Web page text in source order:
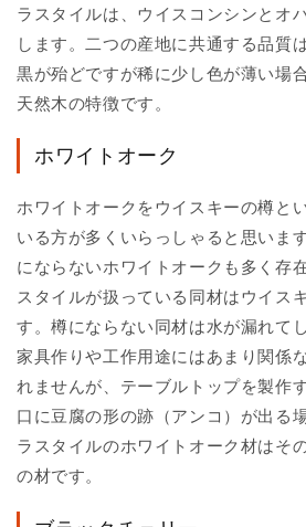
ラスタイルは、ウイスコンシンとオ
します。二つの産地に共通する品質
黒が殆どですが稀に少し色が薄い場
天然木の特徴です。
ホワイトオーク
ホワイトオークをウイスキーの樽と
いる方が多くいらっしゃると思いま
にならないホワイトオークも多く存
スタイルが扱っている同材はウイス
す。樽にならない同材は水が漏れて
家具作りや工作用途にはあまり関係
れませんが、テーブルトップを製作
口に豆腐の形の跡（アンコ）が出る
ラスタイルのホワイトオーク材はそ
の材です。